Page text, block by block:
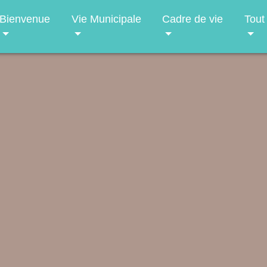
Bienvenue Vie Municipale Cadre de vie